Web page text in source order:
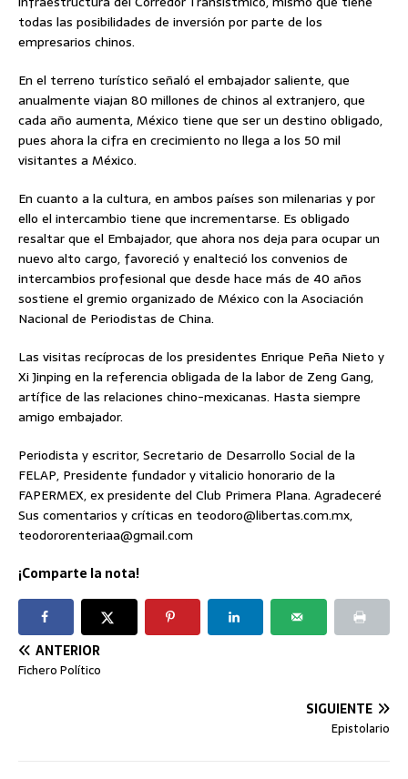
todas las posibilidades de inversión por parte de los
empresarios chinos.
En el terreno turístico señaló el embajador saliente, que
anualmente viajan 80 millones de chinos al extranjero, que
cada año aumenta, México tiene que ser un destino obligado,
pues ahora la cifra en crecimiento no llega a los 50 mil
visitantes a México.
En cuanto a la cultura, en ambos países son milenarias y por
ello el intercambio tiene que incrementarse. Es obligado
resaltar que el Embajador, que ahora nos deja para ocupar un
nuevo alto cargo, favoreció y enalteció los convenios de
intercambios profesional que desde hace más de 40 años
sostiene el gremio organizado de México con la Asociación
Nacional de Periodistas de China.
Las visitas recíprocas de los presidentes Enrique Peña Nieto y
Xi Jinping en la referencia obligada de la labor de Zeng Gang,
artífice de las relaciones chino-mexicanas. Hasta siempre
amigo embajador.
Periodista y escritor, Secretario de Desarrollo Social de la
FELAP, Presidente fundador y vitalicio honorario de la
FAPERMEX, ex presidente del Club Primera Plana. Agradeceré
Sus comentarios y críticas en teodoro@libertas.com.mx,
teodororenteriaa@gmail.com
¡Comparte la nota!
ANTERIOR
Fichero Político
SIGUIENTE
Epistolario